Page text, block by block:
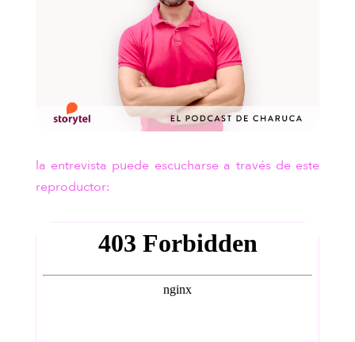
la entrevista puede escucharse a través de este
reproductor: